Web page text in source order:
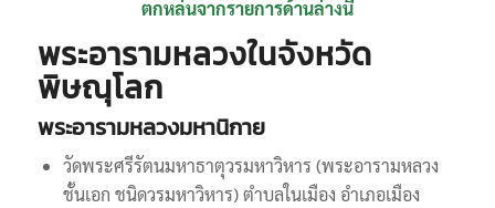
ตกหล่นจากรายการด้านล่างนี้
พระอารามหลวงในจังหวัด
พิษณุโลก
พระอารามหลวงมหานิกาย
วัดพระศรีรัตนมหาธาตุวรมหาวิหาร (พระอารามหลวง
ชั้นเอก ชนิดวรมหาวิหาร) ตำบลในเมือง อำเภอเมือง